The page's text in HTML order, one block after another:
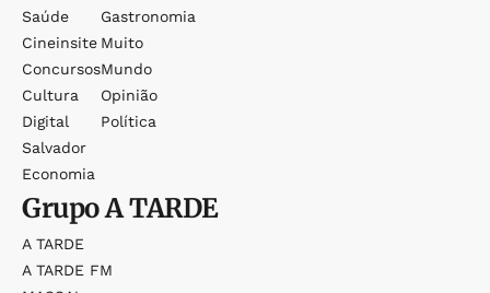
Saúde
Cineinsite
Concursos
Cultura
Digital
Salvador
Economia
Gastronomia
Muito
Mundo
Opinião
Política
GrupoA TARDE
A TARDE
A TARDE FM